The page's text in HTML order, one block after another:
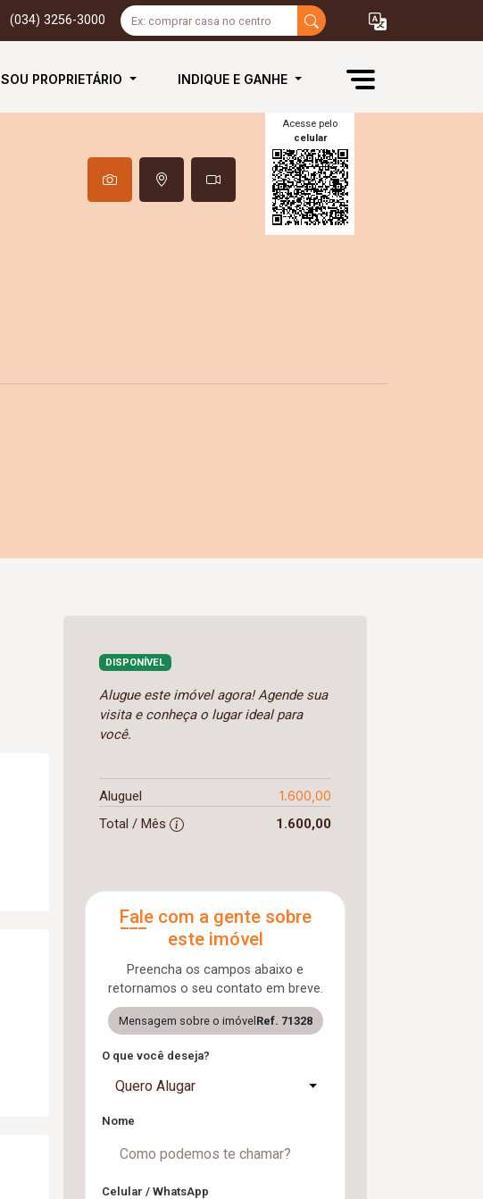
(034) 3256-3000
SOU PROPRIETÁRIO INDIQUE E GANHE
Acesse pelo
celular
DISPONÍVEL
Alugue este imóvel agora! Agende sua
visita e conheça o lugar ideal para
você.
Aluguel 1.600,00
Total / Mês 1.600,00
Fale com a gente sobre
este imóvel
Preencha os campos abaixo e
retornamos o seu contato em breve.
Mensagem sobre o imóvel Ref. 71328
O que você deseja?
Quero Alugar
Nome
Celular / WhatsApp